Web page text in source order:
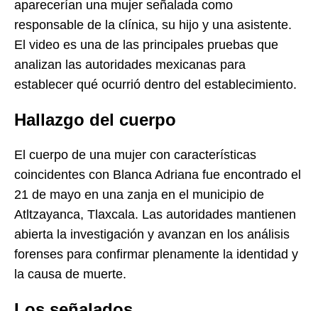
aparecerían una mujer señalada como
responsable de la clínica, su hijo y una asistente.
El video es una de las principales pruebas que
analizan las autoridades mexicanas para
establecer qué ocurrió dentro del establecimiento.
Hallazgo del cuerpo
El cuerpo de una mujer con características
coincidentes con Blanca Adriana fue encontrado el
21 de mayo en una zanja en el municipio de
Atltzayanca, Tlaxcala. Las autoridades mantienen
abierta la investigación y avanzan en los análisis
forenses para confirmar plenamente la identidad y
la causa de muerte.